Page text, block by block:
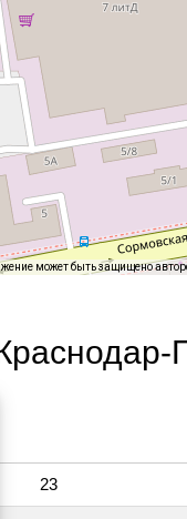
может быть защищено
23